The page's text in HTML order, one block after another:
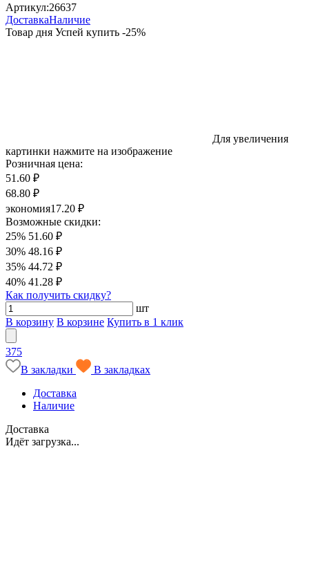
Артикул:26637
ДоставкаНаличие
Товар дня Успей купить -25%
Для увеличения
картинки нажмите на изображение
Розничная цена:
51.60 ₽
68.80 ₽
экономия17.20 ₽
Возможные скидки:
25% 51.60 ₽
30% 48.16 ₽
35% 44.72 ₽
40% 41.28 ₽
Как получить скидку?
шт
В корзину В корзине Купить в 1 клик
375
В закладки
В закладках
Доставка
Наличие
Доставка
Идёт загрузка...